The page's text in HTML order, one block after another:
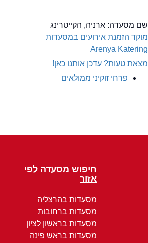
שם מסעדה: ארניה, הקייטרינג
מוקד הזמנת אירועים במסעדות
Arenya Katering
מצאת טעות? עדכן אותנו כאן!
פרחי זוקיני ממולאים
חיפוש מסעדה לפי
אזור
מסעדות בהרצליה
מסעדות ברחובות
מסעדות בראשון לציון
מסעדות בראש פינה